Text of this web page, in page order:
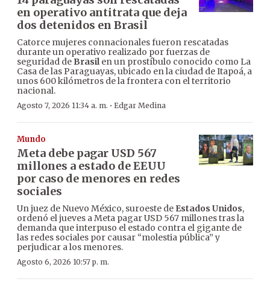
en operativo antitrata que deja
dos detenidos en Brasil
Catorce mujeres connacionales fueron rescatadas
durante un operativo realizado por fuerzas de
seguridad de Brasilen un prostíbulo conocido como La
Casa de las Paraguayas, ubicado en la ciudad de Itapoá, a
unos 600 kilómetros de la frontera con el territorio
nacional.
Agosto 7, 2026 11:34 a. m. · Edgar Medina
Mundo
Meta debe pagar USD 567
millones a estado de EEUU
por caso de menores en redes
sociales
Un juez de Nuevo México, suroeste de Estados Unidos,
ordenó el jueves a Meta pagar USD 567 millones tras la
demanda que interpuso el estado contra el gigante de
las redes sociales por causar “molestia pública” y
perjudicar a los menores.
Agosto 6, 2026 10:57 p. m.